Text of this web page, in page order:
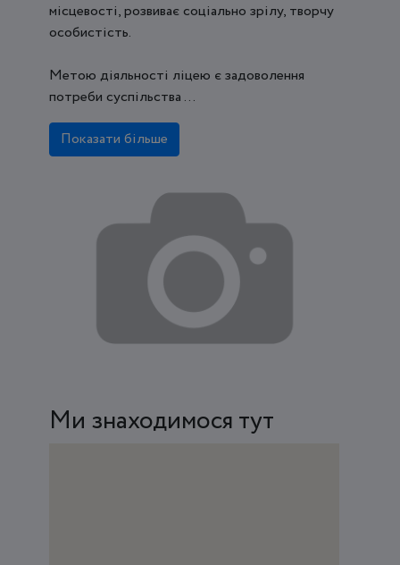
місцевості, розвиває соціально зрілу, творчу
особистість.
Метою діяльності ліцею є задоволення
потреби суспільства ...
Показати більше
Ми знаходимося тут